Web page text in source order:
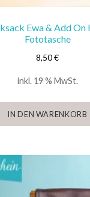
Ewa & Add On
Fototasche
8,50€
inkl. 19 % MwSt.
IN DEN WARENKORB